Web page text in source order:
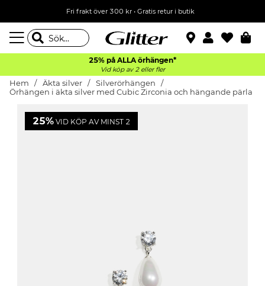
Fri frakt över 300 kr• Gratis retur i butik
25% på ALLA örhängen*
Vid köp av 2 eller fler
Hem Äkta silver
Silverörhängen
Örhängen i äkta silver med Cubic Zirconia och hängande pärla
25% VID KÖP AV MINST 2